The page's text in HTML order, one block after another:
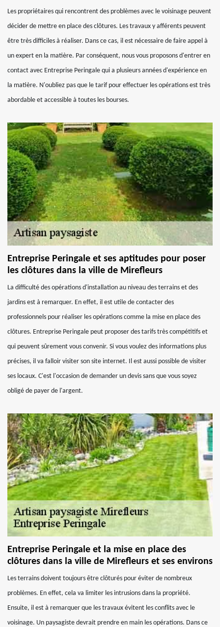
Les propriétaires qui rencontrent des problèmes avec le voisinage peuvent
décider de mettre en place des clôtures. Les travaux y afférents peuvent
être très difficiles à réaliser. Dans ce cas, il est nécessaire de faire appel à
un expert en la matière. Par conséquent, nous vous proposons d'entrer en
contact avec Entreprise Peringale qui a plusieurs années d'expérience en
la matière. N'oubliez pas que le tarif pour effectuer les opérations est très
abordable et accessible à toutes les bourses.
Entreprise Peringale et ses aptitudes pour poser
les clôtures dans la ville de Mirefleurs
La difficulté des opérations d'installation au niveau des terrains et des
jardins est à remarquer. En effet, il est utile de contacter des
professionnels pour réaliser les opérations comme la mise en place des
clôtures. Entreprise Peringale peut proposer des tarifs très compétitifs et
qui peuvent sûrement vous convenir. Si vous voulez des informations plus
précises, il va falloir visiter son site internet. Il est aussi possible de visiter
ses locaux. C'est l'occasion de demander un devis sans que vous soyez
obligé de payer de l'argent.
Entreprise Peringale et la mise en place des
clôtures dans la ville de Mirefleurs et ses environs
Les terrains doivent toujours être clôturés pour éviter de nombreux
problèmes. En effet, cela va limiter les intrusions dans la propriété.
Ensuite, il est à remarquer que les travaux évitent les conflits avec le
voisinage. Un paysagiste devrait prendre en main les opérations. Dans ce